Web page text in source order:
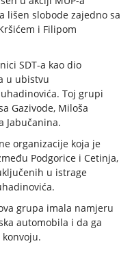
lišen slobode zajedno sa
i Filipom
SDT-a kao dio
u ubistvu
Toj grupi
Gazivode, Miloša
Jabučanina.
organizacije koja je
Podgorice i Cetinja,
u istrage
grupa imala namjeru
automobila i da ga